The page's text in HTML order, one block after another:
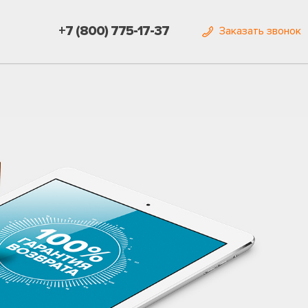
+7 (800) 775-17-37 Заказать звонок